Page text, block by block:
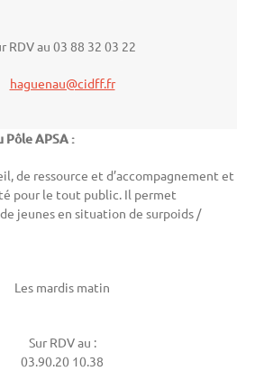
RDV au 03 88 32 03 22
haguenau@cidff.fr
Pôle APSA :
de ressource et d’accompagnement et
pour le tout public. Il permet
jeunes en situation de surpoids /
Les mardis matin
Sur RDV au :
03.90.20 10.38